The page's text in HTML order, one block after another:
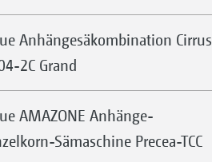
Anhängesäkombination Cirrus
2C Grand
AMAZONE Anhänge-
Sämaschine Precea-TCC